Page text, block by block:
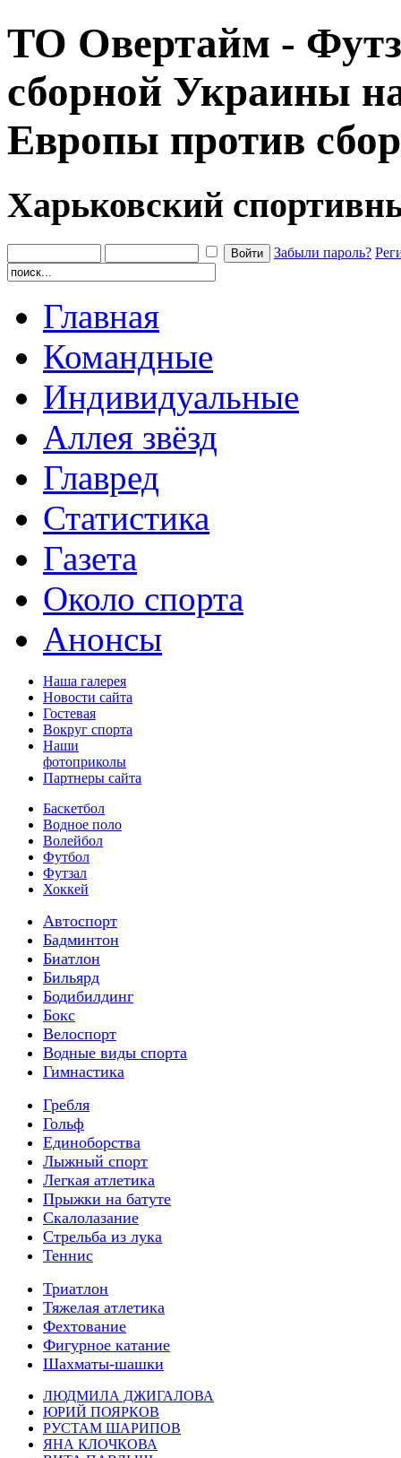
ТО Овертайм -
сборной Украины
Европы против
Харьковский
Забыли пароль?
Главная
Командные
Индивидуальные
Аллея звёзд
Главред
Статистика
Газета
Около спорта
Анонсы
Наша галерея
Новости сайта
Гостевая
Вокруг спорта
Наши
фотоприколы
Партнеры сайта
Баскетбол
Водное поло
Волейбол
Футбол
Футзал
Хоккей
Автоспорт
Бадминтон
Биатлон
Бильярд
Бодибилдинг
Бокс
Велоспорт
Водные виды спорта
Гимнастика
Гребля
Гольф
Единоборства
Лыжный спорт
Легкая атлетика
Прыжки на батуте
Скалолазание
Стрельба из лука
Теннис
Триатлон
Тяжелая атлетика
Фехтование
Фигурное катание
Шахматы-шашки
ЛЮДМИЛА ДЖИГАЛОВА
ЮРИЙ ПОЯРКОВ
РУСТАМ ШАРИПОВ
ЯНА КЛОЧКОВА